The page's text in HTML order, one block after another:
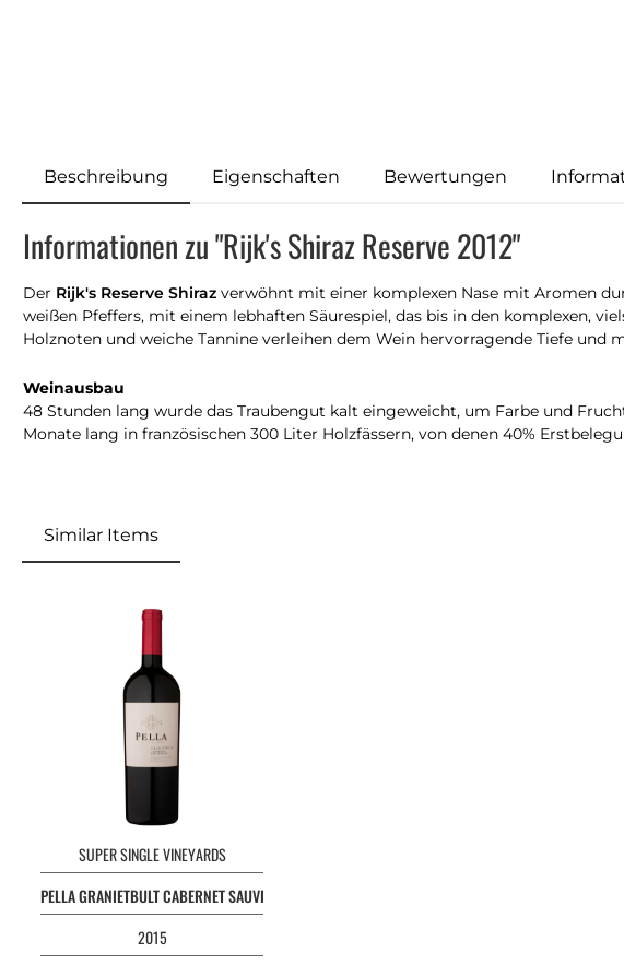
Beschreibung Eigenschaften Bewertungen
Informationen zu "Rijk's Shiraz Reserve 2012"
Der Rijk's Reserve Shiraz verwöhnt mit einer komplexen Nase mit Aromen
weißen Pfeffers, mit einem lebhaften Säurespiel, das bis in den komplexen,
Holznoten und weiche Tannine verleihen dem Wein hervorragende Tiefe
Weinausbau
48 Stunden lang wurde das Traubengut kalt eingeweicht, um Farbe und
Monate lang in französischen 300 Liter Holzfässern, von denen 40%
Similar Items
SUPER SINGLE VINEYARDS
PELLA GRANIETBULT CABERNET SAUVIGNON
2015